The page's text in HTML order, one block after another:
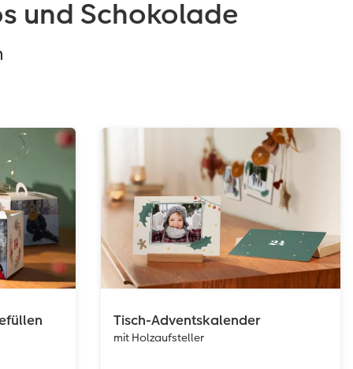
und Schokolade
Tisch-Adventskalender
mit Holzaufsteller